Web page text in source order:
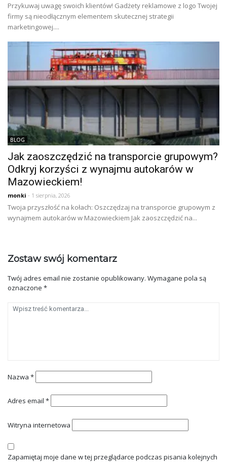
Przykuwaj uwagę swoich klientów! Gadżety reklamowe z logo Twojej
firmy są nieodłącznym elementem skutecznej strategii
marketingowej....
BLOG
Jak zaoszczędzić na transporcie grupowym?
Odkryj korzyści z wynajmu autokarów w
Mazowieckiem!
monki - 1 sierpnia, 2026
Twoja przyszłość na kołach: Oszczędzaj na transporcie grupowym z
wynajmem autokarów w Mazowieckiem Jak zaoszczędzić na...
Zostaw swój komentarz
Twój adres email nie zostanie opublikowany. Wymagane pola są
oznaczone *
Nazwa *
Adres email *
Witryna internetowa
Zapamiętaj moje dane w tej przeglądarce podczas pisania kolejnych